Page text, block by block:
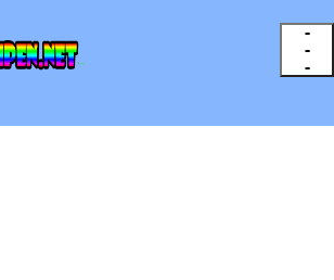
-
-
-